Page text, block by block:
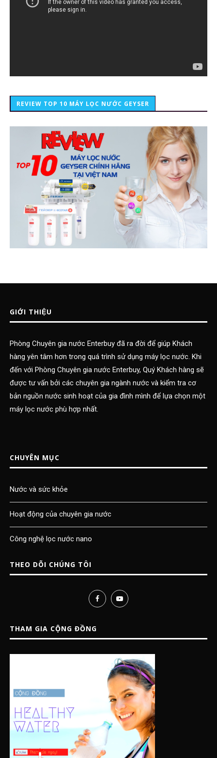
REVIEW TOP 10 MÁY LỌC NƯỚC GEYSER
GIỚI THIỆU
Phòng Chuyên gia nước Enterbuy đã ra đời để giúp Khách
hàng yên tâm hơn trong quá trình sử dụng máy lọc nước. Khi
đến với Phòng Chuyên gia nước Enterbuy, Quý Khách hàng sẽ
được tư vấn bởi các chuyên gia ngành nước và kiểm tra cơ
bản nguồn nước sinh hoạt của gia đình mình để lựa chọn một
máy lọc nước phù hợp nhất.
CHUYÊN MỤC
Nước và sức khỏe
Hoạt động của chuyên gia nước
Công nghệ lọc nước nano
THEO DÕI CHÚNG TÔI
THAM GIA CỘNG ĐỒNG